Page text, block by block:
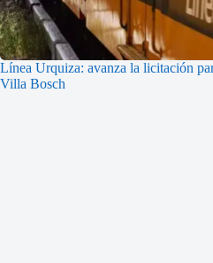
Línea Urquiza: avanza la licitación
Villa Bosch